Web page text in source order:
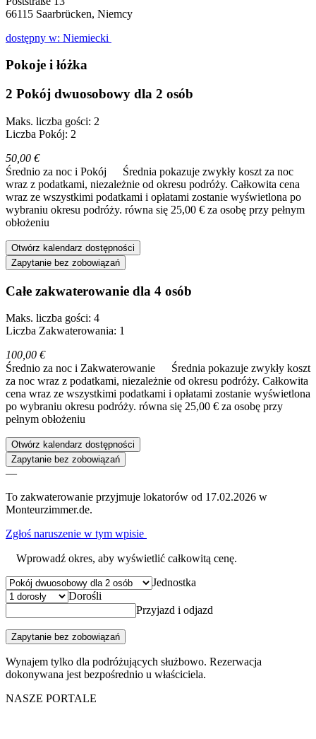
66115 Saarbrücken, Niemcy
dostępny w: Niemiecki
Pokoje i łóżka
2 Pokój dwuosobowy dla 2 osób
Maks. liczba gości: 2
Liczba Pokój: 2
50,00 €
Średnio za noc i Pokój
Średnia pokazuje zwykły koszt za noc
wraz z podatkami, niezależnie od okresu podróży. Całkowita cena
wraz ze wszystkimi podatkami i opłatami zostanie wyświetlona po
wybraniu okresu podróży. równa się 25,00 € za osobę przy pełnym
obłożeniu
Otwórz kalendarz dostępności
Zapytanie bez zobowiązań
Całe zakwaterowanie dla 4 osób
Maks. liczba gości: 4
Liczba Zakwaterowania: 1
100,00 €
Średnio za noc i Zakwaterowanie
Średnia pokazuje zwykły koszt
za noc wraz z podatkami, niezależnie od okresu podróży. Całkowita
cena wraz ze wszystkimi podatkami i opłatami zostanie wyświetlona
po wybraniu okresu podróży. równa się 25,00 € za osobę przy
pełnym obłożeniu
Otwórz kalendarz dostępności
Zapytanie bez zobowiązań
—
To zakwaterowanie przyjmuje lokatorów od 17.02.2026 w
Monteurzimmer.de.
Zgłoś naruszenie w tym wpisie
Wprowadź okres, aby wyświetlić całkowitą cenę.
Jednostka
Dorośli
Przyjazd i odjazd
Zapytanie bez zobowiązań
Wynajem tylko dla podróżujących służbowo. Rezerwacja
dokonywana jest bezpośrednio u właściciela.
NASZE PORTALE